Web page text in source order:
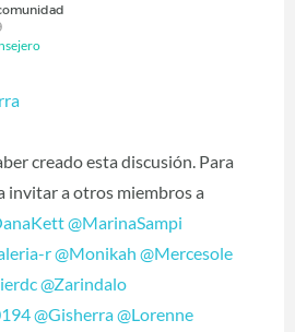
creado esta discusión. Para
invitar a otros miembros a
@MarinaSampi
r@Monikah @Mercesole
@Zarindalo
@Gisherra@Lorenne